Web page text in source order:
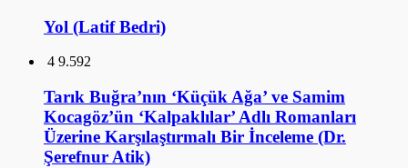
Yol (Latif Bedri)
4 9.592
Tarık Buğra’nın ‘Küçük Ağa’ ve Samim
Kocagöz’ün ‘Kalpaklılar’ Adlı Romanları
Üzerine Karşılaştırmalı Bir İnceleme (Dr.
Şerefnur Atik)